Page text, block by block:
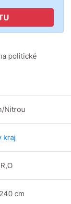
politické
Nitrou
kraj
cm